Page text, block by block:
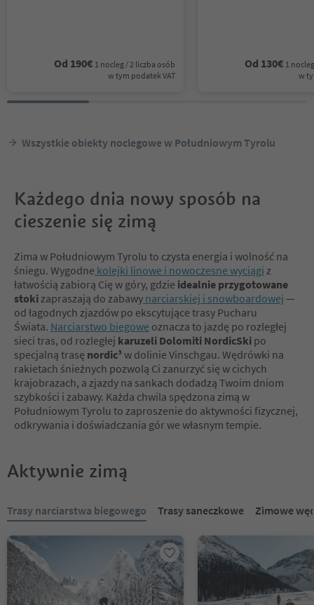
Od 190€ 1 nocleg / 2 liczba osób
w tym podatek VAT
Od 130€ 1
w
Wszystkie obiekty noclegowe w Południowym Tyrolu
Każdego dnia nowy sposób na
cieszenie się zimą
Zima w Południowym Tyrolu to czysta energia i wolność na
śniegu. Wygodne kolejki linowe i nowoczesne wyciągi z
łatwością zabiorą Cię w góry, gdzie idealnie przygotowane
stoki zapraszają do zabawy narciarskiej i snowboardowej —
od łagodnych zjazdów po ekscytujące trasy Pucharu
Świata. Narciarstwo biegowe oznacza to jazdę po rozległej
sieci tras, od rozległej karuzeli Dolomiti NordicSki po
specjalną trasę nordic³ w dolinie Vinschgau. Wędrówki na
rakietach śnieżnych pozwolą Ci zanurzyć się w cichych
krajobrazach, a zjazdy na sankach dodadzą Twoim dniom
szybkości i zabawy. Każda chwila spędzona zimą w
Południowym Tyrolu to zaproszenie do aktywności fizycznej,
odkrywania i doświadczania gór we własnym tempie.
Aktywnie zimą
Trasy narciarstwa biegowego Trasy saneczkowe Zimowe